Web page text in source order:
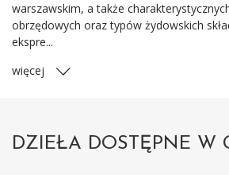
warszawskim, a także
obrzędowych oraz typów żydowskich
ekspre...
więcej
DZIEŁA DOSTĘPNE W